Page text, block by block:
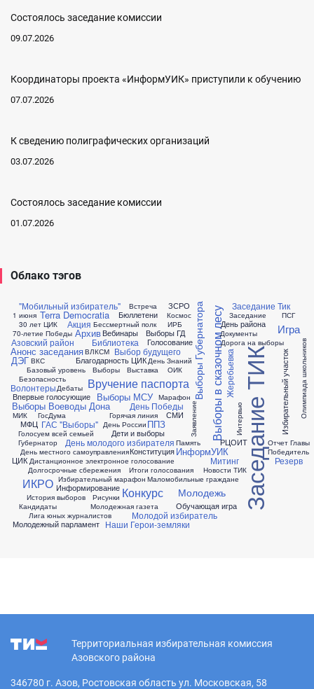
Состоялось заседание комиссии
09.07.2026
Координаторы проекта «ИнформУИК» приступили к обучению
07.07.2026
К сведению полиграфических организаций
03.07.2026
Состоялось заседание комиссии
01.07.2026
Облако тэгов
"Мобильный избиратель"
1 июня
30 лет ЦИК
70-летие Победы
Terra Democratia
Азовский район
Акция
Анонс заседания
Архив
Базовый уровень
Безопасность
Бессмертный полк
Библиотека
Благодарность ЦИК
Бюллетени
ВКС
ВЛКСМ
Вебинары
Волонтеры
Впервые голосующие
Вручение паспорта
Встреча
Выбор будущего
Выборы
Выборы Воеводы Дона
Выборы ГД Выборы Губернатора
Выборы МСУ Выборы в сказочном лесу
Выставка
ГАС "Выборы"
Голосование
Голосуем всей семьей
Горячая линия
ГосДума
Губернатор
ДЭГ
Дебаты
День Знаний
День Победы
День России
День местного самоуправления
День молодого избирателя
День района
Дети и выборы
Дистанционное электронное голосование
Документы
Долгосрочные сбережения
Дорога на выборы
Жеребьевка
ЗСРО
Заседание
Заседание ТИК
Заседание Тик
Заявление
ИКРО
ИРБ Игра
Избирательный марафон
Избирательный участок
Интервью
ИнформУИК
Информирование
История выборов
Итоги голосования
Кандидаты
Конкурс
Конституция
Космос
Лига юных журналистов
МИК
МФЦ
Маломобильные граждане
Марафон
Митинг
Молодежная газета
Молодежный парламент
Молодежь
Молодой избиратель
Наши Герои-земляки
Новости ТИК
ОИК
Обучающая игра
Олимпиада школьников
Отчет Главы
ППЗ
ПСГ
Память
Победитель
РЦОИТ
Резерв
Рисунки
СМИ
ЦИК
Территориальная избирательная комиссия
Азовского района
346780 г. Азов, Ростовская область ул. Московская, 58